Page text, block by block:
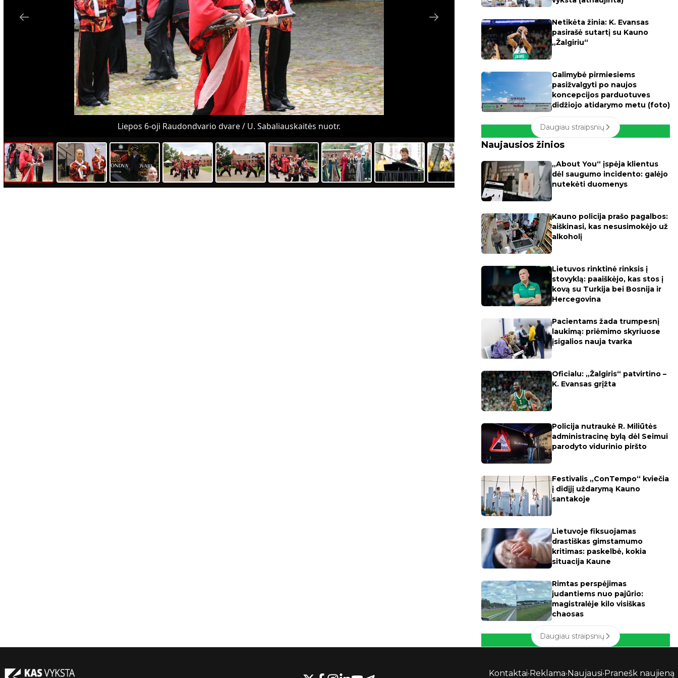
Liepos 6-oji Raudondvario dvare / U. Sabaliauskaitės nuotr.
Netikėta žinia: K. Evansas
pasirašė sutartį su Kauno
„Žalgiriu“
Galimybė pirmiesiems
pasižvalgyti po naujos
koncepcijos parduotuves
didžiojo atidarymo metu (foto)
Daugiau straipsnių
Naujausios žinios
„About You“ įspėja klientus
dėl saugumo incidento: galėjo
nutekėti duomenys
Kauno policija prašo pagalbos:
aiškinasi, kas nesusimokėjo už
alkoholį
Lietuvos rinktinė rinksis į
stovyklą: paaiškėjo, kas stos į
kovą su Turkija bei Bosnija ir
Hercegovina
Pacientams žada trumpesnį
laukimą: priėmimo skyriuose
įsigalios nauja tvarka
Oficialu: „Žalgiris“ patvirtino –
K. Evansas grįžta
Policija nutraukė R. Miliūtės
administracinę bylą dėl Seimui
parodyto vidurinio piršto
Festivalis „ConTempo“ kviečia
į didįjį uždarymą Kauno
santakoje
Lietuvoje fiksuojamas
drastiškas gimstamumo
kritimas: paskelbė, kokia
situacija Kaune
Rimtas perspėjimas
judantiems nuo pajūrio:
magistralėje kilo visiškas
chaosas
Daugiau straipsnių
Kontaktai•Reklama•Naujausi•Pranešk naujieną